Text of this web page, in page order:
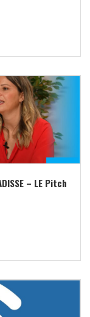
– LE Pitch